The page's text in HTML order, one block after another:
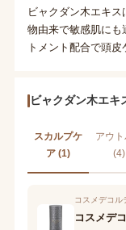
ビャクダン木エキ
物由来で敏感肌にも
トメント配合で頭皮
ビャクダン木エキ
スカルプケ
ア (1)
アウ
(4)
コスメデコル